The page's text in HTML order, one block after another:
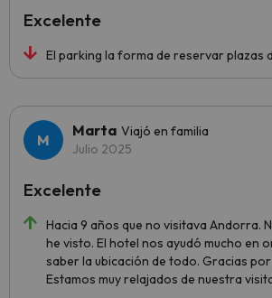
El parking la forma de reservar plazas
Excelente
Marta Viajó en familia
Julio 2025
Hacia 9 años que no visitava Andorra.
he visto. El hotel nos ayudó mucho en
saber la ubicación de todo. Gracias
Estamos muy relajados de nuestra
Excelente